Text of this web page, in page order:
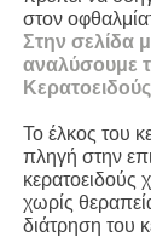
στον
Στην σελίδα
αναλύσουμε
Το έλκος του
πληγή στην
κερατοειδούς
χωρίς
διάτρηση του